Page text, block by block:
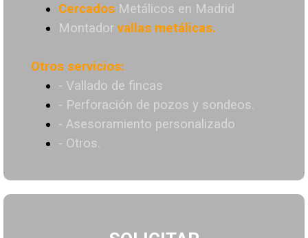
Cercados Metálicos en Madrid
Montador vallas metálicas.
Otros servicios:
- Vallado de fincas
- Perforación de pozos y sondeos.
- Asesoramiento personalizado
- Otros.